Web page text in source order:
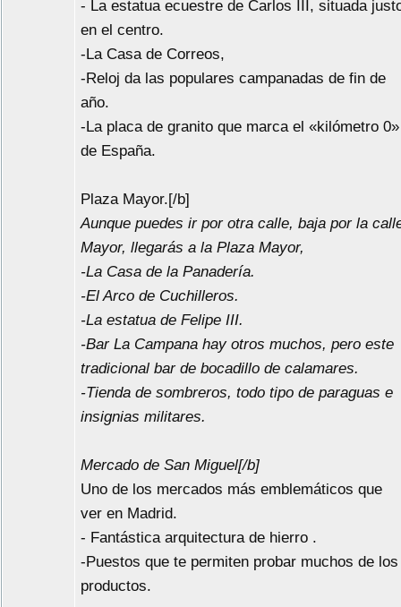
- La estatua ecuestre de Carlos III, situada
en el centro.
-La Casa de Correos,
-Reloj da las populares campanadas de fin de
año.
-La placa de granito que marca el «kilómetro 0»
de España.
Plaza Mayor.[/b]
Aunque puedes ir por otra calle, baja por la
Mayor, llegarás a la Plaza Mayor,
-La Casa de la Panadería.
-El Arco de Cuchilleros.
-La estatua de Felipe III.
-Bar La Campana hay otros muchos, pero este
tradicional bar de bocadillo de calamares.
-Tienda de sombreros, todo tipo de paraguas e
insignias militares.
Mercado de San Miguel[/b]
Uno de los mercados más emblemáticos que
ver en Madrid.
- Fantástica arquitectura de hierro .
-Puestos que te permiten probar muchos de los
productos.